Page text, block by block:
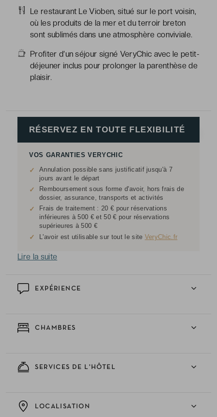
Le restaurant Le Vioben, situé sur le port voisin,
où les produits de la mer et du terroir breton
sont sublimés dans une atmosphère conviviale.
Profiter d’un séjour signé VeryChic avec le petit-
déjeuner inclus pour prolonger la parenthèse de
plaisir.
EXPÉRIENCE
CHAMBRES
SERVICES DE L'HÔTEL
LOCALISATION
RÉSERVEZ EN TOUTE FLEXIBILITÉ
VOS GARANTIES VERYCHIC
✓
Annulation possible sans justificatif jusqu'à 7
jours avant le départ
✓
Remboursement sous forme d'avoir, hors frais de
dossier, assurance, transports et activités
✓
Frais de traitement : 20 € pour réservations
inférieures à 500 € et 50 € pour réservations
supérieures à 500 €
✓ L'avoir est utilisable sur tout le site VeryChic.fr
Lire la suite